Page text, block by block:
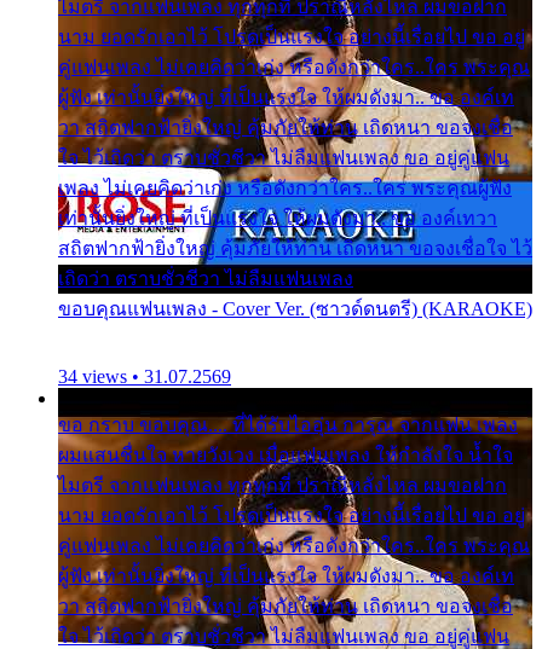
ไมตรี จากแฟนเพลง ทุกทุกที่ ปราณีหลั่งไหล ผมขอฝาก
นาม ยอดรักเอาไว้ โปรดเป็นแรงใจ อย่างนี้เรื่อยไป ขอ อยู่
คู่แฟนเพลง ไม่เคยคิดว่าเก่ง หรือดังกว่าใคร..ใคร พระคุณ
ผู้ฟัง เท่านั้นยิ่งใหญ่ ที่เป็นแรงใจ ให้ผมดังมา.. ขอ องค์เท
วา สถิตฟากฟ้ายิ่งใหญ่ คุ้มภัยให้ท่าน เถิดหนา ขอจงเชื่อ
ใจ ไว้เถิดว่า ตราบชั่วชีวา ไม่ลืมแฟนเพลง ขอ อยู่คู่แฟน
เพลง ไม่เคยคิดว่าเก่ง หรือดังกว่าใคร..ใคร พระคุณผู้ฟัง
เท่านั้นยิ่งใหญ่ ที่เป็นแรงใจ ให้ผมดังมา.. ขอ องค์เทวา
สถิตฟากฟ้ายิ่งใหญ่ คุ้มภัยให้ท่าน เถิดหนา ขอจงเชื่อใจ ไว้
เถิดว่า ตราบชั่วชีวา ไม่ลืมแฟนเพลง
ขอบคุณแฟนเพลง - Cover Ver. (ซาวด์ดนตรี) (KARAOKE)
34 views • 31.07.2569
ขอ กราบ ขอบคุณ.... ที่ได้รับไออุ่น การุณ จากแฟน เพลง
ผมแสนชื่นใจ หายวังเวง เมื่อแฟนเพลง ให้กำลังใจ น้ำใจ
ไมตรี จากแฟนเพลง ทุกทุกที่ ปราณีหลั่งไหล ผมขอฝาก
นาม ยอดรักเอาไว้ โปรดเป็นแรงใจ อย่างนี้เรื่อยไป ขอ อยู่
คู่แฟนเพลง ไม่เคยคิดว่าเก่ง หรือดังกว่าใคร..ใคร พระคุณ
ผู้ฟัง เท่านั้นยิ่งใหญ่ ที่เป็นแรงใจ ให้ผมดังมา.. ขอ องค์เท
วา สถิตฟากฟ้ายิ่งใหญ่ คุ้มภัยให้ท่าน เถิดหนา ขอจงเชื่อ
ใจ ไว้เถิดว่า ตราบชั่วชีวา ไม่ลืมแฟนเพลง ขอ อยู่คู่แฟน